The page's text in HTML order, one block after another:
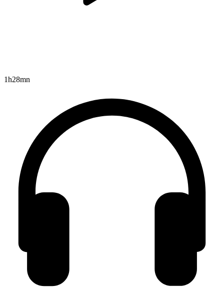
1h28mn